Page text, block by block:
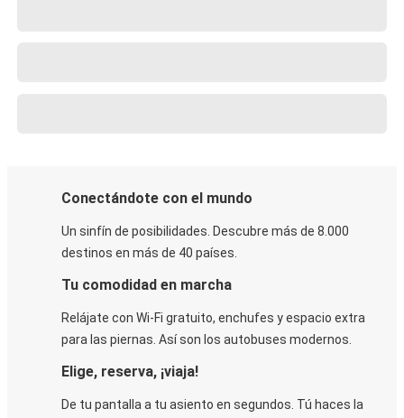
Conectándote con el mundo
Un sinfín de posibilidades. Descubre más de 8.000
destinos en más de 40 países.
Tu comodidad en marcha
Relájate con Wi-Fi gratuito, enchufes y espacio extra
para las piernas. Así son los autobuses modernos.
Elige, reserva, ¡viaja!
De tu pantalla a tu asiento en segundos. Tú haces la